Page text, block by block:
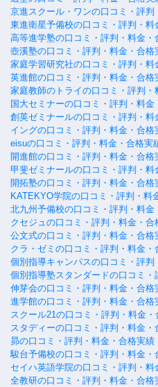
京進スクール・ワンの口コミ・評判
東進衛星予備校の口コミ・評判・料
高等進学塾の口コミ・評判・料金・
壺溪塾の口コミ・評判・料金・合格
家庭学習研究社の口コミ・評判・料
英進館の口コミ・評判・料金・合格
家庭教師のトライの口コミ・評判・
国大セミナーの口コミ・評判・料金
創英ゼミナールの口コミ・評判・料
イングの口コミ・評判・料金・合格
eisuの口コミ・評判・料金・合格実
開進館の口コミ・評判・料金・合格
甲斐ゼミナールの口コミ・評判・料
開拓塾の口コミ・評判・料金・合格
KATEKYO学院の口コミ・評判・料
北九州予備校の口コミ・評判・料金
クセジュの口コミ・評判・料金・合
公文式の口コミ・評判・料金・合格
クラ・ゼミの口コミ・評判・料金・
個別指導キャンパスの口コミ・評判
個別指導塾スタンダードの口コミ
伸芽会の口コミ・評判・料金・合格
進学館の口コミ・評判・料金・合格
スクール21の口コミ・評判・料金・
スタディーの口コミ・評判・料金・
昴の口コミ・評判・料金・合格実績
駿台予備校の口コミ・評判・料金・
セイハ英語学院の口コミ・評判・料
全教研の口コミ・評判・料金・合格